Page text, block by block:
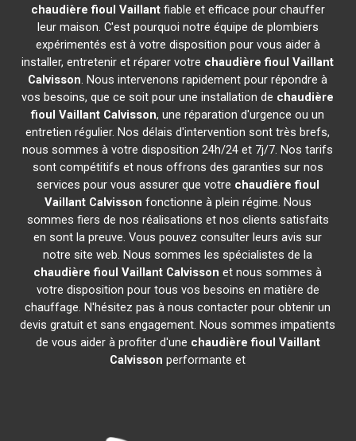
chaudière fioul Vaillantfiable et efficace pour chauffer
leur maison. C'est pourquoi notre équipe de plombiers
expérimentés est à votre disposition pour vous aider à
installer, entretenir et réparer votre chaudière fioul Vaillant
Calvisson. Nous intervenons rapidement pour répondre à
vos besoins, que ce soit pour une installation de chaudière
fioul Vaillant Calvisson, une réparation d'urgence ou un
entretien régulier. Nos délais d'intervention sont très brefs,
nous sommes à votre disposition 24h/24 et 7j/7. Nos tarifs
sont compétitifs et nous offrons des garanties sur nos
services pour vous assurer que votre chaudière fioul
Vaillant Calvisson fonctionne à plein régime. Nous
sommes fiers de nos réalisations et nos clients satisfaits
en sont la preuve. Vous pouvez consulter leurs avis sur
notre site web. Nous sommes les spécialistes de la
chaudière fioul Vaillant Calvisson et nous sommes à
votre disposition pour tous vos besoins en matière de
chauffage. N'hésitez pas à nous contacter pour obtenir un
devis gratuit et sans engagement. Nous sommes impatients
de vous aider à profiter d'une chaudière fioul Vaillant
Calvisson performante et